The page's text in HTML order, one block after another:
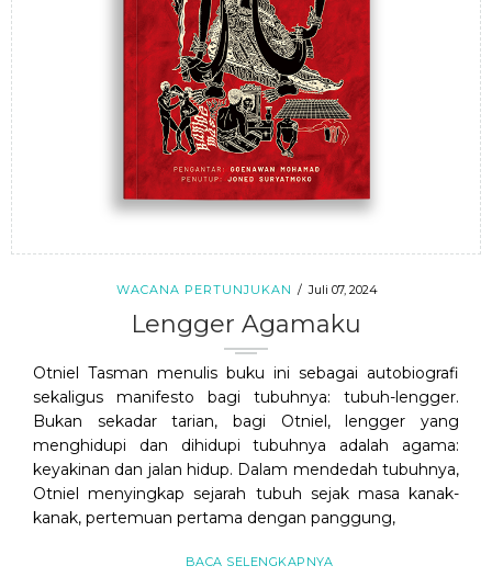
WACANA PERTUNJUKAN Juli 07, 2024
Lengger Agamaku
Otniel Tasman menulis buku ini sebagai autobiografi
sekaligus manifesto bagi tubuhnya: tubuh-lengger.
Bukan sekadar tarian, bagi Otniel, lengger yang
menghidupi dan dihidupi tubuhnya adalah agama:
keyakinan dan jalan hidup. Dalam mendedah tubuhnya,
Otniel menyingkap sejarah tubuh sejak masa kanak-
kanak, pertemuan pertama dengan panggung,
BACA SELENGKAPNYA